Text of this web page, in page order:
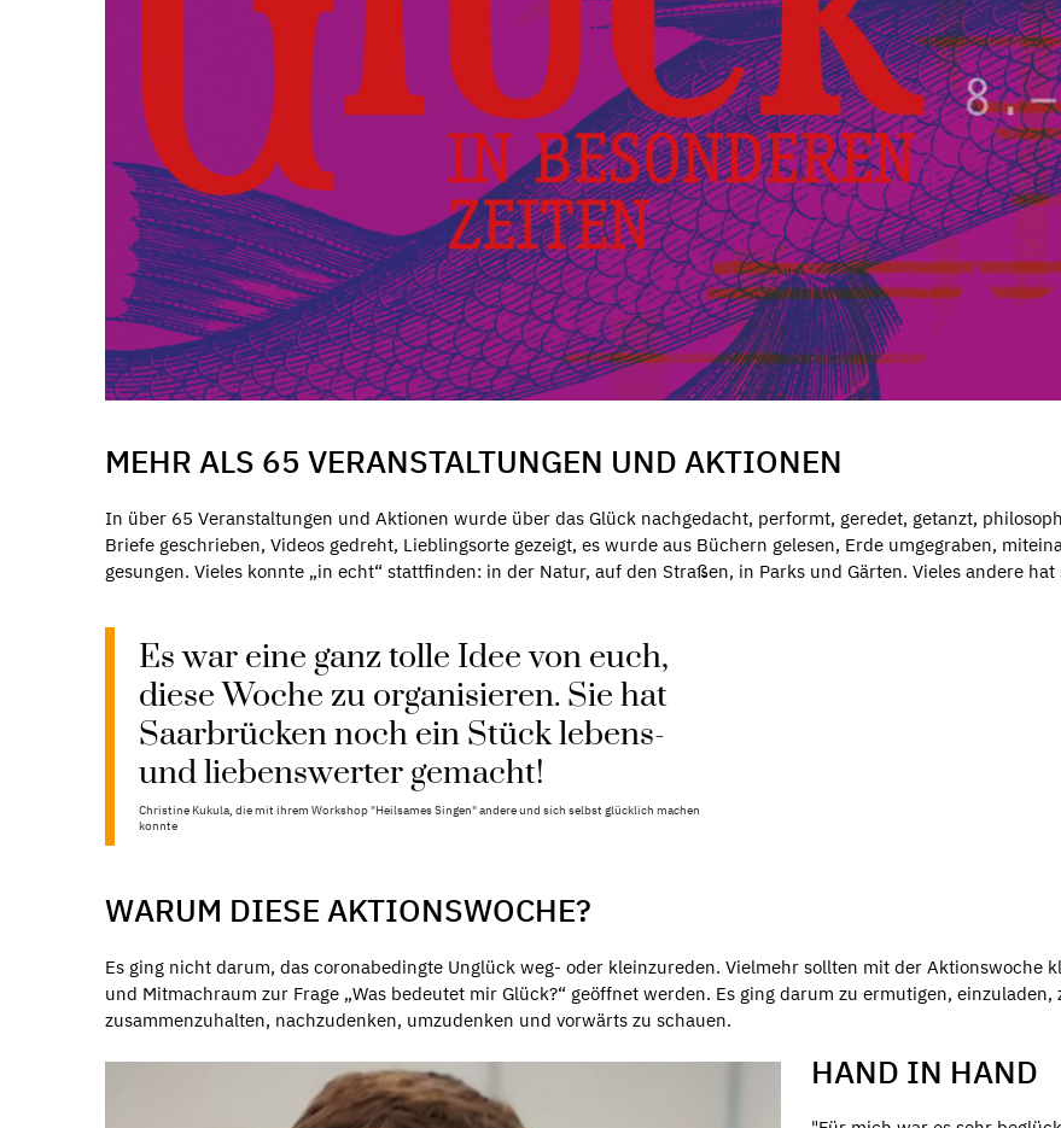
MEHR ALS 65 VERANSTALTUNGEN UND AKTIONEN
In über 65 Veranstaltungen und Aktionen wurde über das Glück nachgedacht, performt, geredet, getanzt,
Briefe geschrieben, Videos gedreht, Lieblingsorte gezeigt, es wurde aus Büchern gelesen, Erde umgegraben,
gesungen. Vieles konnte „in echt“ stattfinden: in der Natur, auf den Straßen, in Parks und Gärten. Vieles andere
Es war eine ganz tolle Idee von euch,
diese Woche zu organisieren. Sie hat
Saarbrücken noch ein Stück lebens-
und liebenswerter gemacht!
Christine Kukula, die mit ihrem Workshop "Heilsames Singen" andere und sich selbst glücklich machen
konnte
WARUM DIESE AKTIONSWOCHE?
Es ging nicht darum, das coronabedingte Unglück weg- oder kleinzureden. Vielmehr sollten mit der Aktionswoche
und Mitmachraum zur Frage „Was bedeutet mir Glück?“ geöffnet werden. Es ging darum zu ermutigen,
zusammenzuhalten, nachzudenken, umzudenken und vorwärts zu schauen.
HAND IN HAND